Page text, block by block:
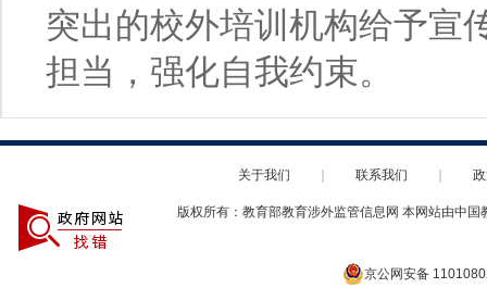
突出的校外培训机构给予宣
担当，强化自我约束。
关于我们 联系我们
版权所有：教育部教育涉外监管信息网 本网站由中
京公网安备